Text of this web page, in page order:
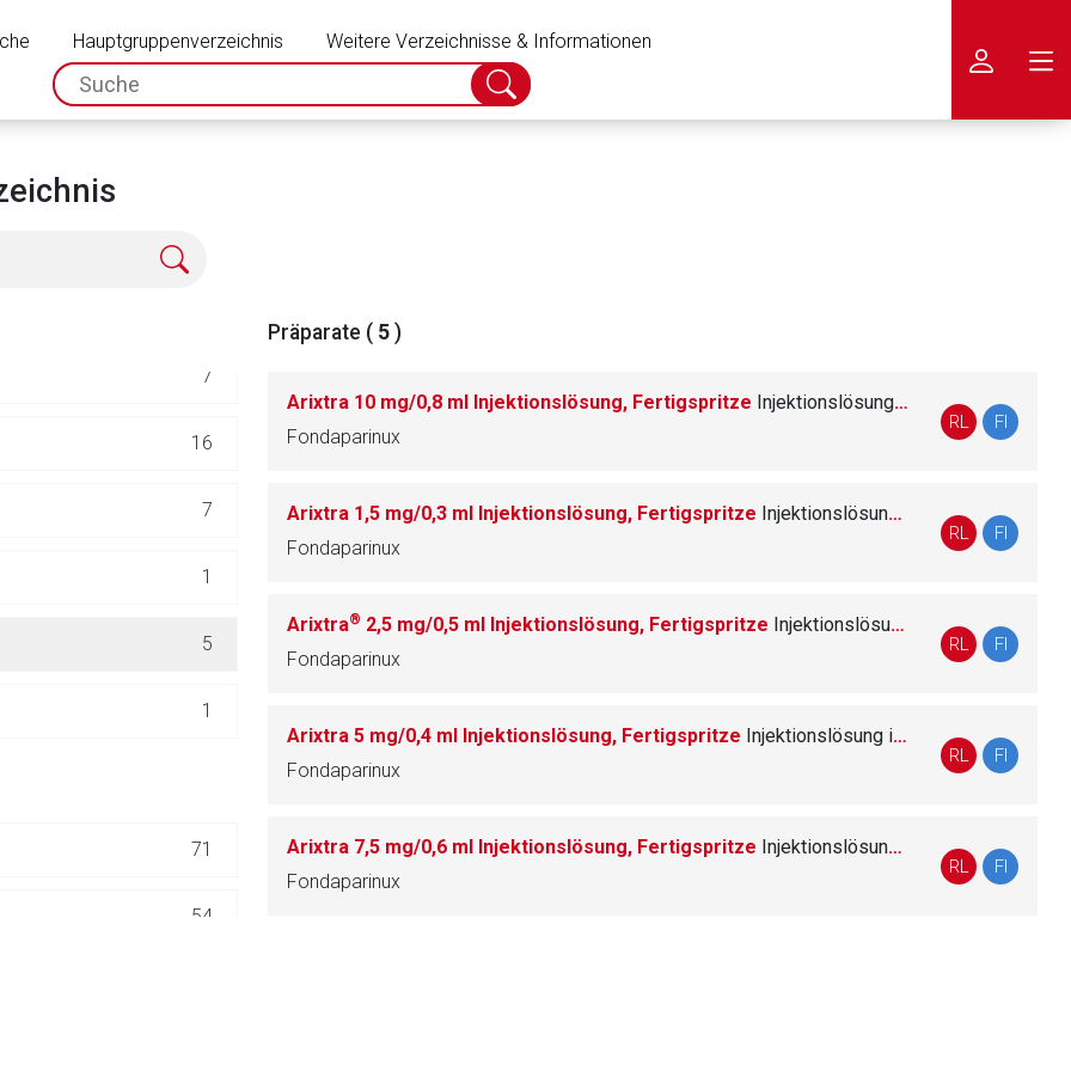
Hauptgruppenverzeichnis
Weitere Verzeichnisse & Informationen
spc.search.input.placeholder
Suche
abschicken
80
3
7
16
7
1
5
1
71
54
Präparate ( 5 )
Arixtra 10 mg/0,8 ml Injektionslösung, Fertigspritze Injektionslösung in einer Fertigspritze
Fondaparinux
RL FI
Arixtra 1,5 mg/0,3 ml Injektionslösung, Fertigspritze Injektionslösung in einer Fertigspritze
Fondaparinux
RL FI
Arixtra® 2,5 mg/0,5 ml Injektionslösung, Fertigspritze Injektionslösung in einer Fertigspritze
Fondaparinux
RL FI
Arixtra 5 mg/0,4 ml Injektionslösung, Fertigspritze Injektionslösung in einer Fertigspritze
Fondaparinux
RL FI
Arixtra 7,5 mg/0,6 ml Injektionslösung, Fertigspritze Injektionslösung in einer Fertigspritze
Fondaparinux
RL FI
Ebenso gelten dort ggf. andere Datenschutzbestimmungen.
Zurück zur rote-liste.de Zur Seite